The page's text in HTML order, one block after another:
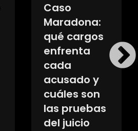
Caso
Maradona:
qué cargos
enfrenta
cada
acusado y
cuáles son
las pruebas
del juicio